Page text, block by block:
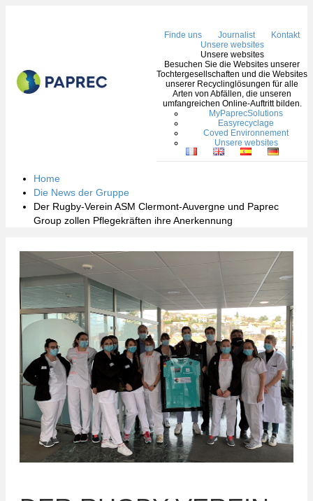
Finde uns Journalist
Kontakt
Unsere websites
Unsere websites
Besuchen Sie die Websites unserer
Tochtergesellschaften und die Websites
unserer Recyclinglösungen für alle
Arten von Abfällen, die unseren
umfangreichen Online-Auftritt bilden.
MyPaprecSolutions
Easyrecyclage
Coved Environnement
Unsere websites
Home
Die News der Gruppe
Der Rugby-Verein ASM Clermont-Auvergne und Paprec
Group zollen Pflegekräften ihre Anerkennung